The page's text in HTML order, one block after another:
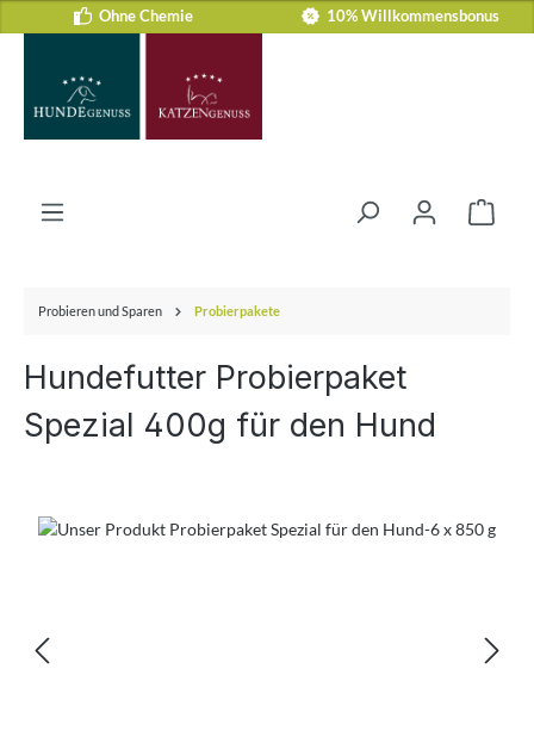
Zum Hauptinhalt springen
Ohne Chemie 10% Willkommensbonus
Probieren und Sparen Probierpakete
Hundefutter Probierpaket
Spezial 400g für den Hund
Bildergalerie überspringen